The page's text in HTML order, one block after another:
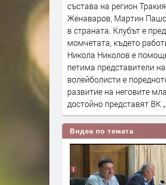
състава на регион
Женаваров, Мартин
в страната. Клубът е
момчетата, където
Никола Николов е
петима представители
волейболисти е
развитие на неговите
достойно представят ВК
Видеа по темата